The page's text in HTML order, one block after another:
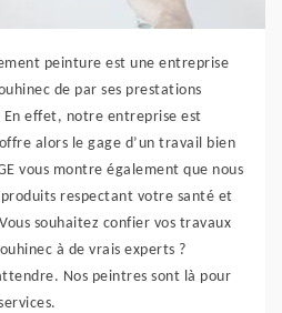
peinture est une entreprise
de par ses prestations
effet, notre entreprise est
alors le gage d’un travail bien
vous montre également que nous
produits respectant votre santé et
souhaitez confier vos travaux
à de vrais experts ?
Nos peintres sont là pour